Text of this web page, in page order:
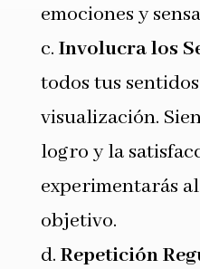
emociones y
c. Involucra los
todos tus
visualización.
logro y la
experimentarás
objetivo.
d. Repetición